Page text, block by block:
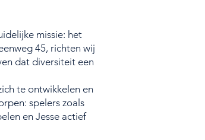
missie: het
45, richten wij
dat diversiteit een
te ontwikkelen en
spelers zoals
en Jesse actief